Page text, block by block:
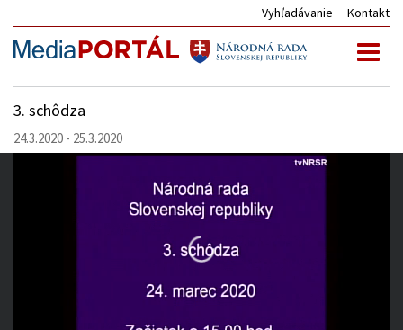
Vyhľadávanie Kontakt
3. schôdza
24.3.2020 - 25.3.2020